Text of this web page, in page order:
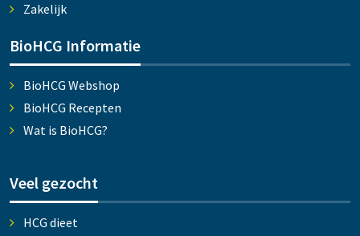
Zakelijk
BioHCG Informatie
BioHCG Webshop
BioHCG Recepten
Wat is BioHCG?
Veel gezocht
HCG dieet